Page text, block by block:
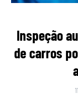
Inspeção
de carros